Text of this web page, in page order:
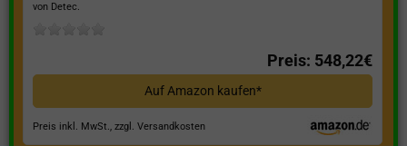
von Detec.
Preis: 548,22€
Auf Amazon kaufen*
Preis inkl. MwSt., zzgl. Versandkosten